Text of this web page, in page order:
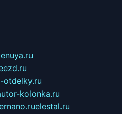
otdelky.ru
kolonka.ru
elestal.ru